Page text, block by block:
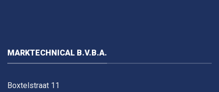
MARKTECHNICAL B.V.B.A.
Boxtelstraat 11